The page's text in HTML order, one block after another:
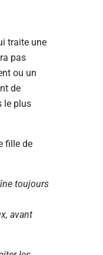
traite une
pas
ou un
de
le plus
fille de
toujours
avant